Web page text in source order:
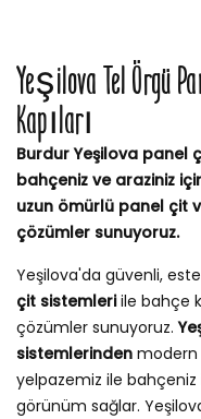
Yeşilova Tel Örgü
Kapıları
Burdur Yeşilova panel
bahçeniz ve araziniz
uzun ömürlü panel çit
çözümler sunuyoruz.
Yeşilova'da güvenli,
çit sistemleriile bahçe
çözümler sunuyoruz.
sistemlerinden modern
yelpazemiz ile
görünüm sağlar.